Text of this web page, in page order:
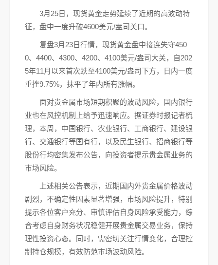
3月25日，现货黄金走势延续了近期的高波动特
征，盘中一度升破4600美元/盎司关口。
复盘3月23日行情，现货黄金盘中接连失守450
0、4400、4300、4200、4100美元/盎司大关，自202
5年11月以来首次跌至4100美元/盎司下方，日内一度
重挫9.75%，抹平了年内所有涨幅。
面对贵金属市场短期积聚的波动风险，国内银行
业也在风控机制上给予迅速响应。据证券时报记者梳
理，本周，中国银行、农业银行、工商银行、建设银
行、交通银行等国有行，以及民生银行、招商银行等
股份行均密集发布公告，向投资者提示贵金属业务的
市场风险。
上述相关公告表示，近期国内外贵金属价格波动
剧烈，不确定性因素显著增强，市场风险提升，特别
提示各位客户充分、审慎评估自身风险承受能力，综
合考虑自身财务状况稳健开展贵金属交易业务，保持
理性投资心态。同时，需密切关注行情变化，合理控
制持仓规模，有效防范市场波动风险。